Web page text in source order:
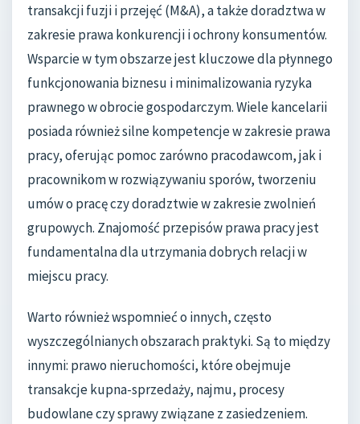
transakcji fuzji i przejęć (M&A), a także doradztwa w
zakresie prawa konkurencji i ochrony konsumentów.
Wsparcie w tym obszarze jest kluczowe dla płynnego
funkcjonowania biznesu i minimalizowania ryzyka
prawnego w obrocie gospodarczym. Wiele kancelarii
posiada również silne kompetencje w zakresie prawa
pracy, oferując pomoc zarówno pracodawcom, jak i
pracownikom w rozwiązywaniu sporów, tworzeniu
umów o pracę czy doradztwie w zakresie zwolnień
grupowych. Znajomość przepisów prawa pracy jest
fundamentalna dla utrzymania dobrych relacji w
miejscu pracy.
Warto również wspomnieć o innych, często
wyszczególnianych obszarach praktyki. Są to między
innymi: prawo nieruchomości, które obejmuje
transakcje kupna-sprzedaży, najmu, procesy
budowlane czy sprawy związane z zasiedzeniem.